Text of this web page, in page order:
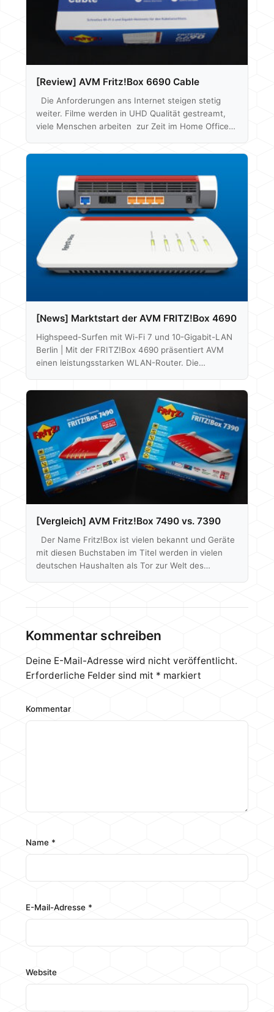
[Review] AVM Fritz!Box 6690 Cable
Die Anforderungen ans Internet steigen stetig
weiter. Filme werden in UHD Qualität gestreamt,
viele Menschen arbeiten zur Zeit im Home Office
zweistelligen GB Größen. Auch neu erscheinende
heruntergeladen und sind meist 100 GB oder sogar
größer. Im Haushalt passieren diese Dinge oft auch
gleichzeitig und parallel auf mehreren Endgeräten.
Dabei kann der Router, euer Gateway zum Internet
ganz schön ins…
[News] Marktstart der AVM FRITZ!Box 4690
Highspeed-Surfen mit Wi-Fi 7 und 10-Gigabit-LAN
Berlin | Mit der FRITZ!Box 4690 präsentiert AVM
einen leistungsstarken WLAN-Router. Die
Glasfasermodem oder Router anschließen und
ermöglicht Internetgeschwindigkeiten von bis zu 10
GBit/s. Das Topmodell der 4er-FRITZ!Box-Reihe
unterstützt Wi-Fi 7 sowie Wi-Fi 6 und erreicht als
Dualband-Gerät drahtlos bis zu 6,9 GBit/s. Ein 10-
Gigabit-WAN-Port sowie ein 10 GBit/s-LAN und drei
2,5 GBit/s LAN-Ports ermöglichen das maximale
Tempo auch per Kabel. Eine…
[Vergleich] AVM Fritz!Box 7490 vs. 7390
Der Name Fritz!Box ist vielen bekannt und Geräte
mit diesen Buchstaben im Titel werden in vielen
deutschen Haushalten als Tor zur Welt des
Lohnt sich aber überhaupt ein Upgrade auf das
neuste Modell, wenn man bereits das Vorgänger
Flaggschiff besitzt? Wir klären in diesem Test was
Kommentar schreiben
Deine E-Mail-Adresse wird nicht veröffentlicht.
Erforderliche Felder sind mit * markiert
Kommentar
Name *
E-Mail-Adresse *
Website